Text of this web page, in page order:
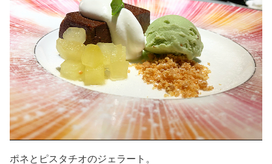
ポネとピスタチオのジェラート。